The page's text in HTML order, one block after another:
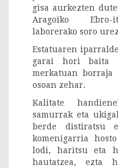
gisa aurkezten
Aragoiko Ebro-
laborerako soro
Estatuaren
garai hori baita
merkatuan borraja
osoan zehar.
Kalitate
samurrak eta
berde distiratsu
komenigarria
lodi, haritsu eta
hautatzea, ezta